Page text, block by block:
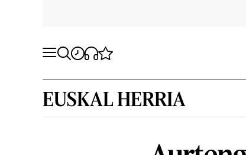
EUSKAL HERRIA